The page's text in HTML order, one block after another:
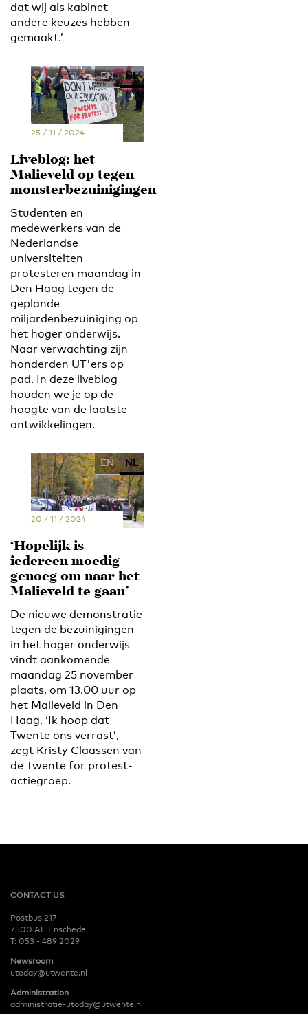
dat wij als kabinet
andere keuzes hebben
gemaakt.’
EN NL
25 / 11 / 2024
Liveblog: het
Malieveld op tegen
monsterbezuinigingen
Studenten en
medewerkers van de
Nederlandse
universiteiten
protesteren maandag in
Den Haag tegen de
geplande
miljardenbezuiniging op
het hoger onderwijs.
Naar verwachting zijn
honderden UT'ers op
pad. In deze liveblog
houden we je op de
hoogte van de laatste
ontwikkelingen.
EN NL
20 / 11 / 2024
‘Hopelijk is
iedereen moedig
genoeg om naar het
Malieveld te gaan’
De nieuwe demonstratie
tegen de bezuinigingen
in het hoger onderwijs
vindt aankomende
maandag 25 november
plaats, om 13.00 uur op
het Malieveld in Den
Haag. ‘Ik hoop dat
Twente ons verrast’,
zegt Kristy Claassen van
de Twente for protest-
actiegroep.
CONTACT US
Postbus 217
7500 AE Enschede
T: 053 - 489 2029
Newsroom
utoday@utwente.nl
Administration
administratie-utoday@utwente.nl